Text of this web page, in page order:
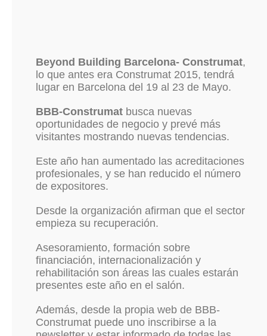
Beyond Building Barcelona- Construmat,
lo que antes era Construmat 2015, tendrá
lugar en Barcelona del 19 al 23 de Mayo.
BBB-Construmat busca nuevas
oportunidades de negocio y prevé más
visitantes mostrando nuevas tendencias.
Este año han aumentado las acreditaciones
profesionales, y se han reducido el número
de expositores.
Desde la organización afirman que el sector
empieza su recuperación.
Asesoramiento, formación sobre
financiación, internacionalización y
rehabilitación son áreas las cuales estarán
presentes este año en el salón.
Además, desde la propia web de BBB-
Construmat puede uno inscribirse a la